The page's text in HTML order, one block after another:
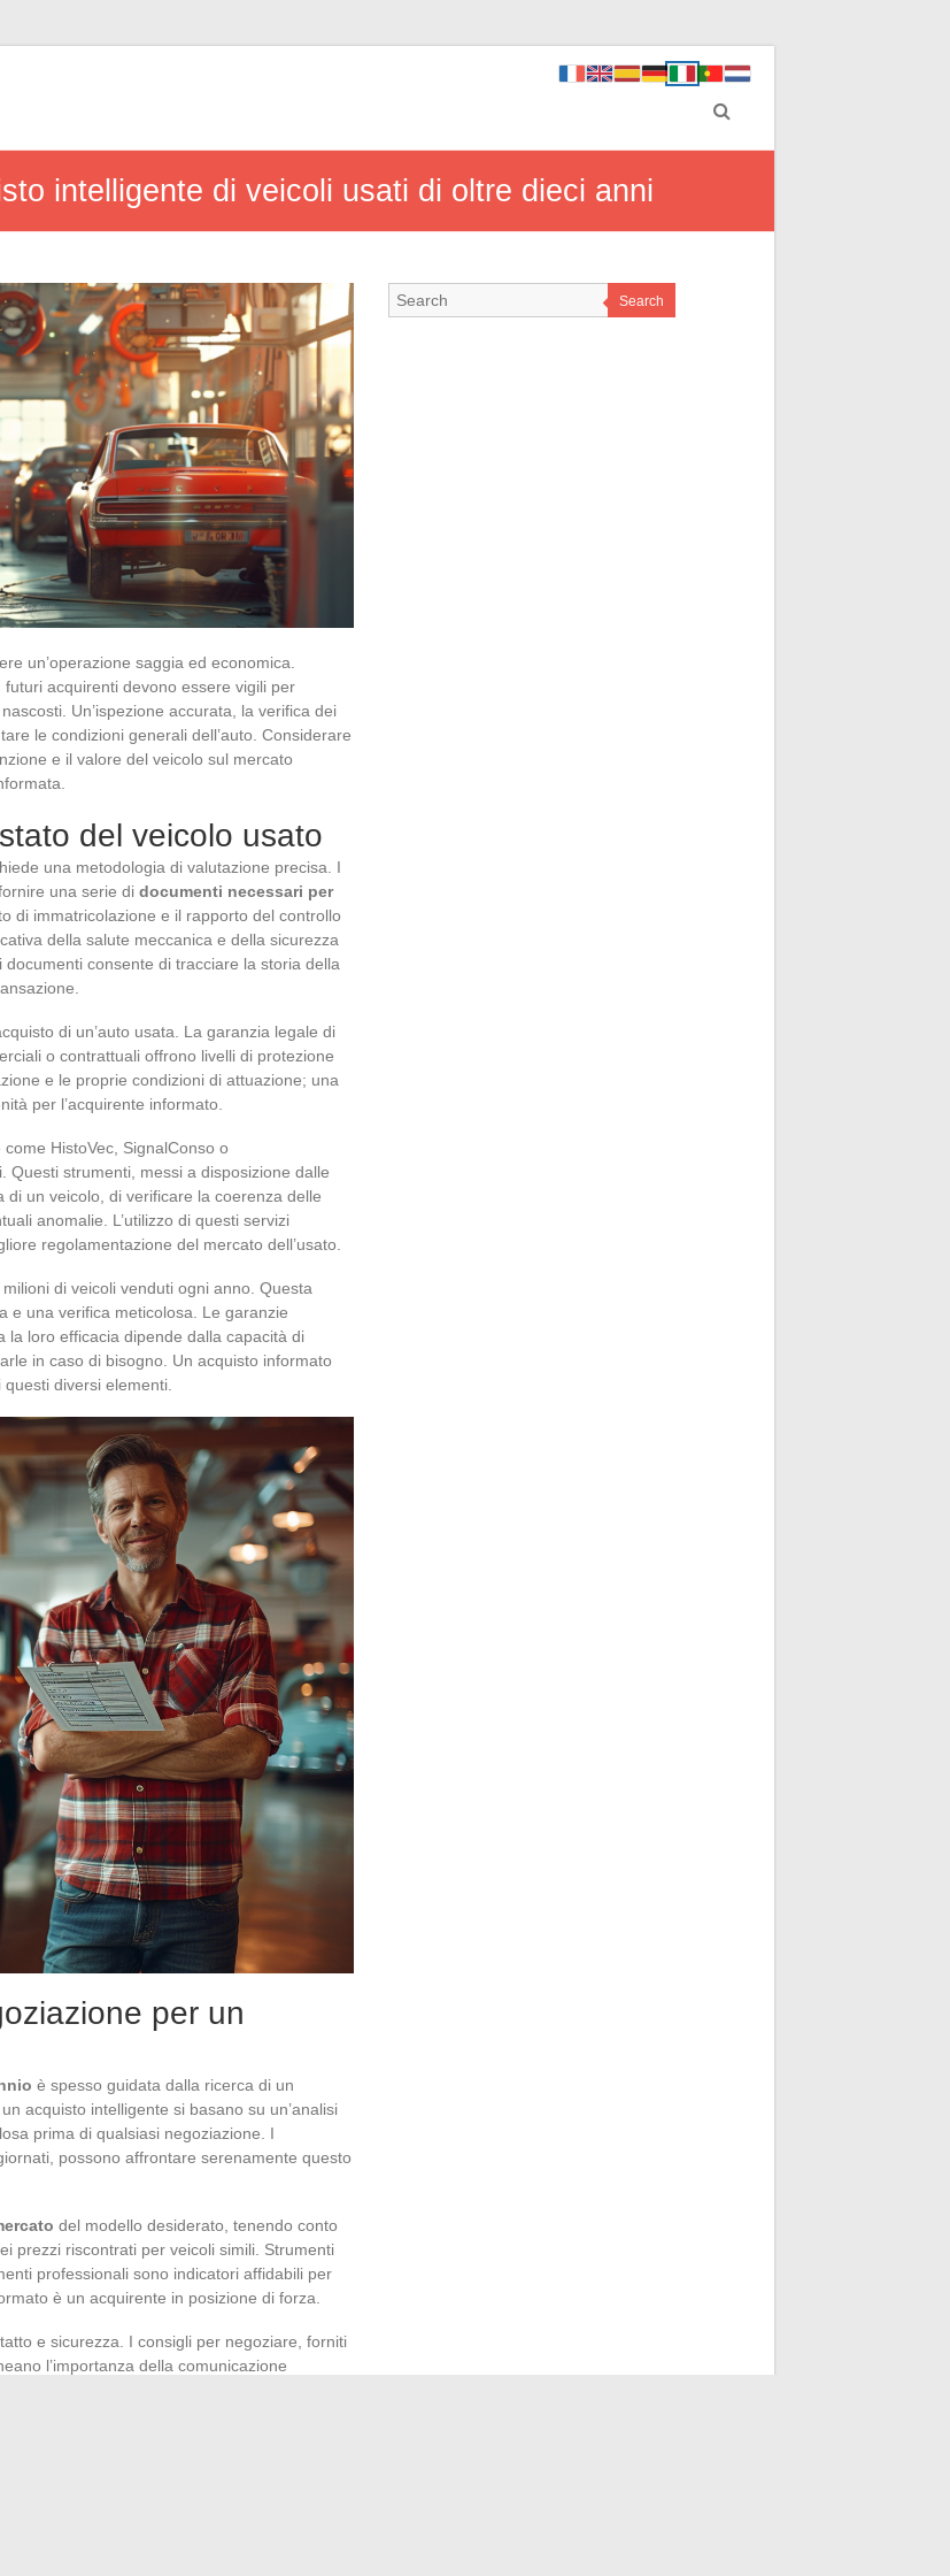
intelligente di veicoli usati di oltre dieci anni
un’operazione saggia ed economica.
acquirenti devono essere vigili per
Un’ispezione accurata, la verifica dei
le condizioni generali dell’auto. Considerare
e il valore del veicolo sul mercato
del veicolo usato
una metodologia di valutazione precisa. I
una serie di documenti necessari per
di immatricolazione e il rapporto del controllo
della salute meccanica e della sicurezza
consente di tracciare la storia della
di un’auto usata. La garanzia legale di
o contrattuali offrono livelli di protezione
e le proprie condizioni di attuazione; una
per l’acquirente informato.
come HistoVec, SignalConso o
Questi strumenti, messi a disposizione dalle
un veicolo, di verificare la coerenza delle
anomalie. L’utilizzo di questi servizi
regolamentazione del mercato dell’usato.
di veicoli venduti ogni anno. Questa
e una verifica meticolosa. Le garanzie
la loro efficacia dipende dalla capacità di
in caso di bisogno. Un acquisto informato
diversi elementi.
per un
è spesso guidata dalla ricerca di un
acquisto intelligente si basano su un’analisi
prima di qualsiasi negoziazione. I
possono affrontare serenamente questo
del modello desiderato, tenendo conto
prezzi riscontrati per veicoli simili. Strumenti
professionali sono indicatori affidabili per
è un acquirente in posizione di forza.
e sicurezza. I consigli per negoziare, forniti
l’importanza della comunicazione
Search